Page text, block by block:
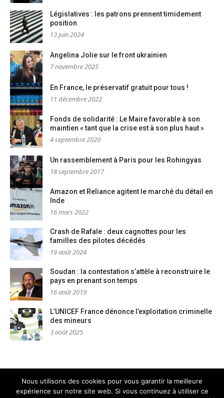
Législatives : les patrons prennent timidement
position
13 juin 2024
Angelina Jolie sur le front ukrainien
7 novembre 2025
En France, le préservatif gratuit pour tous !
11 décembre 2022
Fonds de solidarité : Le Maire favorable à son
maintien « tant que la crise est à son plus haut »
4 septembre 2020
Un rassemblement à Paris pour les Rohingyas
18 septembre 2017
Amazon et Reliance agitent le marché du détail en
Inde
16 mars 2022
Crash de Rafale : deux cagnottes pour les
familles des pilotes décédés
19 août 2024
Soudan : la contestation s’attèle à reconstruire le
pays en prenant son temps
16 août 2019
L’UNICEF France dénonce l’exploitation criminelle
des mineurs
3 août 2025
Mentions légales Nous contacter
Nous utilisons des cookies pour vous garantir la meilleure
expérience sur notre site web. Si vous continuez à utiliser ce